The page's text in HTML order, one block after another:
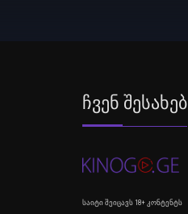
Ჩვენ Შესახებ
საიტი შეიცავს 18+ კონტენტს